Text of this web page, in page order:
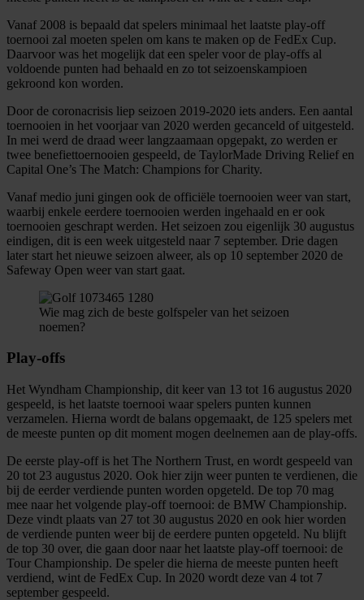
Vanaf 2008 is bepaald dat spelers minimaal het laatste play-off
toernooi zal moeten spelen om kans te maken op de FedEx Cup.
Daarvoor was het mogelijk dat een speler voor de play-offs al
voldoende punten had behaald en zo tot seizoenskampioen
gekroond kon worden.
Door de coronacrisis liep seizoen 2019-2020 iets anders. Een aantal
toernooien in het voorjaar van 2020 werden gecanceld of uitgesteld.
In mei werd de draad weer langzaamaan opgepakt, zo werden er
twee benefiettoernooien gespeeld, de TaylorMade Driving Relief en
Capital One’s The Match: Champions for Charity.
Vanaf medio juni gingen ook de officiële toernooien weer van start,
waarbij enkele eerdere toernooien werden ingehaald en er ook
toernooien geschrapt werden. Het seizoen zou eigenlijk 30 augustus
eindigen, dit is een week uitgesteld naar 7 september. Drie dagen
later start het nieuwe seizoen alweer, als op 10 september 2020 de
Safeway Open weer van start gaat.
Wie mag zich de beste golfspeler van het seizoen
noemen?
Play-offs
Het Wyndham Championship, dit keer van 13 tot 16 augustus 2020
gespeeld, is het laatste toernooi waar spelers punten kunnen
verzamelen. Hierna wordt de balans opgemaakt, de 125 spelers met
de meeste punten op dit moment mogen deelnemen aan de play-offs.
De eerste play-off is het The Northern Trust, en wordt gespeeld van
20 tot 23 augustus 2020. Ook hier zijn weer punten te verdienen, die
bij de eerder verdiende punten worden opgeteld. De top 70 mag
mee naar het volgende play-off toernooi: de BMW Championship.
Deze vindt plaats van 27 tot 30 augustus 2020 en ook hier worden
de verdiende punten weer bij de eerdere punten opgeteld. Nu blijft
de top 30 over, die gaan door naar het laatste play-off toernooi: de
Tour Championship. De speler die hierna de meeste punten heeft
verdiend, wint de FedEx Cup. In 2020 wordt deze van 4 tot 7
september gespeeld.